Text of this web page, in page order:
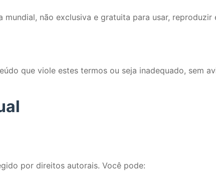
não exclusiva e gratuita para usar,
que viole estes termos ou seja inadequado, sem
por direitos autorais. Você pode: